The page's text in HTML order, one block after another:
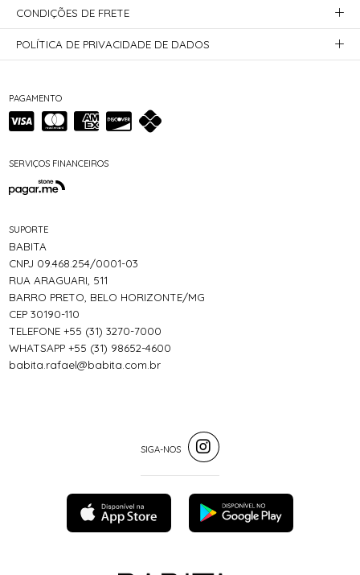
PAGAMENTO
SERVIÇOS FINANCEIROS
SUPORTE
BABITA
CNPJ 09.468.254/0001-03
RUA ARAGUARI, 511
BARRO PRETO, BELO HORIZONTE/MG
CEP 30190-110
TELEFONE +55 (31) 3270-7000
WHATSAPP +55 (31) 98652-4600
babita.rafael@babita.com.br
CONDIÇÕES DE FRETE
POLÍTICA DE PRIVACIDADE DE DADOS